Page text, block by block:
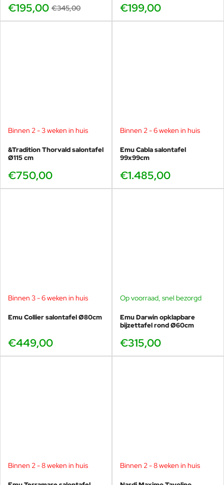
€195,00 €345,00 €199,00
Binnen 2 - 3 weken in huis
&Tradition Thorvald salontafel
Ø115 cm
€750,00
Binnen 2 - 6 weken in huis
Emu Cabla salontafel
99x99cm
€1.485,00
Binnen 3 - 6 weken in huis
Emu Collier salontafel Ø80cm
€449,00
Op voorraad, snel bezorgd
Emu Darwin opklapbare
bijzettafel rond Ø60cm
€315,00
Binnen 2 - 8 weken in huis Binnen 2 - 8 weken in huis